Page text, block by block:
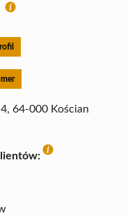
4, 64-000 Kościan